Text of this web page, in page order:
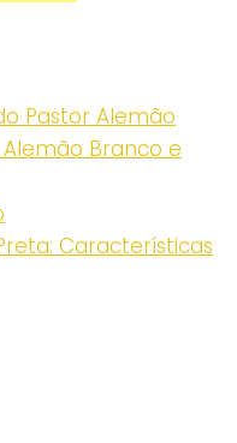
Pastor Alemão
Branco e
Características